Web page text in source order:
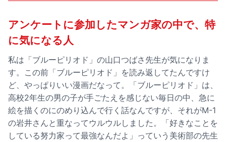
アンケートに参加したマンガ家の中で、特
に気になる人
私は「ブルーピリオド」の山口つばさ先生が気になりま
す。この前「ブルーピリオド」を読み返してたんですけ
ど、やっぱりいい漫画だなって。「ブルーピリオド」は、
高校2年生の男の子が手ごたえを感じない毎日の中、急に
絵を描くのにのめり込んで行く話なんですが、それがM-1
の岩井さんと重なってウルウルしました。「好きなことを
している努力家って最強なんだよ」っていう美術部の先生